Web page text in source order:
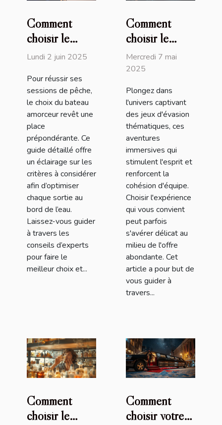
Comment
choisir le
meilleur
amorceur pour
vos sessions
de pêche
Lundi 2 juin 2025
Pour réussir ses
sessions de pêche,
le choix du bateau
amorceur revêt une
place
prépondérante. Ce
guide détaillé offre
un éclairage sur les
critères à considérer
afin d’optimiser
chaque sortie au
bord de l’eau.
Laissez-vous guider
à travers les
conseils d’experts
pour faire le
meilleur choix et...
Comment
choisir le
meilleur jeu
d'évasion
pour votre
prochaine
aventure
Mercredi 7 mai
2025
Plongez dans
l'univers captivant
des jeux d'évasion
thématiques, ces
aventures
immersives qui
stimulent l'esprit et
renforcent la
cohésion d'équipe.
Choisir l'expérience
qui vous convient
peut parfois
s'avérer délicat au
milieu de l'offre
abondante. Cet
article a pour but de
vous guider à
travers...
Comment
choisir le
Comment
choisir votre